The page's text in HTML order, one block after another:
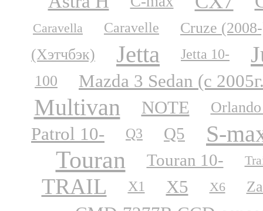
Caravella Caravelle
Cruze
(Хэтчбэк)
Jetta Jetta 10-
100 Mazda 3 Sedan (с
Multivan NOTE
Patrol 10- Q3 Q5 S-
Touran Touran 10-
TRAIL X1 X5 X6